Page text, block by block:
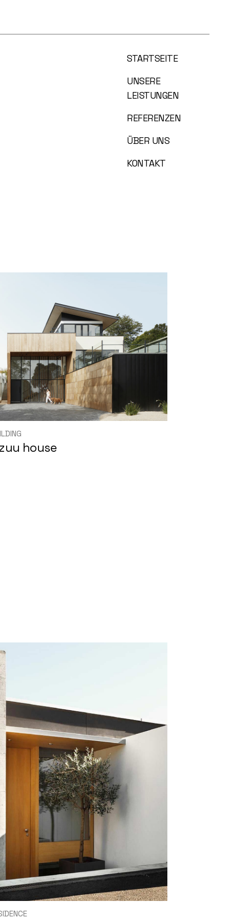
STARTSEITE
UNSERE
LEISTUNGEN
REFERENZEN
ÜBER UNS
KONTAKT
house